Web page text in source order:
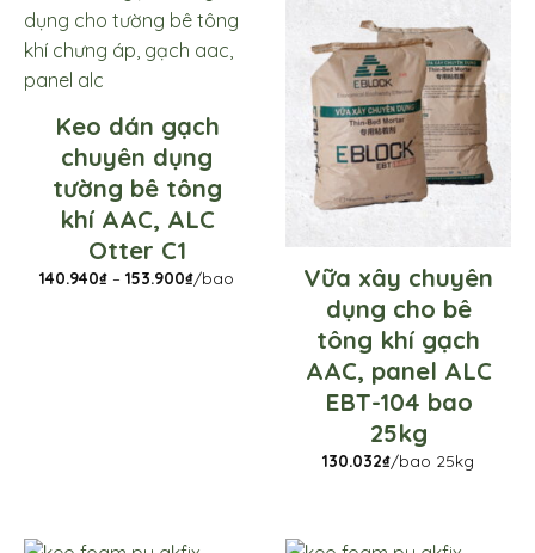
Keo dán gạch
chuyên dụng
tường bê tông
khí AAC, ALC
Otter C1
140.940₫ – 153.900₫Khoảng
giá:
/bao
Vữa xây chuyên
dụng cho bê
tông khí gạch
AAC, panel ALC
EBT-104 bao
25kg
130.032₫/bao 25kg